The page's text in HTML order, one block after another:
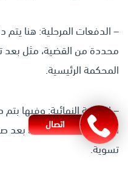
– الدفعات المرحلية: هنا
محددة من القضية، مثل بعد
المحكمة الرئيسية.
– الدفعة النهائية: وفيها بتم
القضية، سواء كان ذلك بعد
تسوية.
اتصال